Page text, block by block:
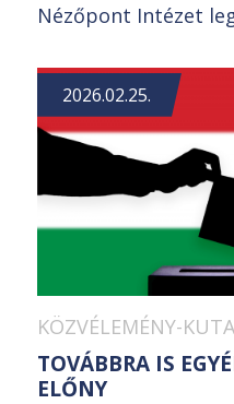
Nézőpont Intézet
2026.02.25.
KÖZVÉLEMÉNY-
TOVÁBBRA IS
ELŐNY